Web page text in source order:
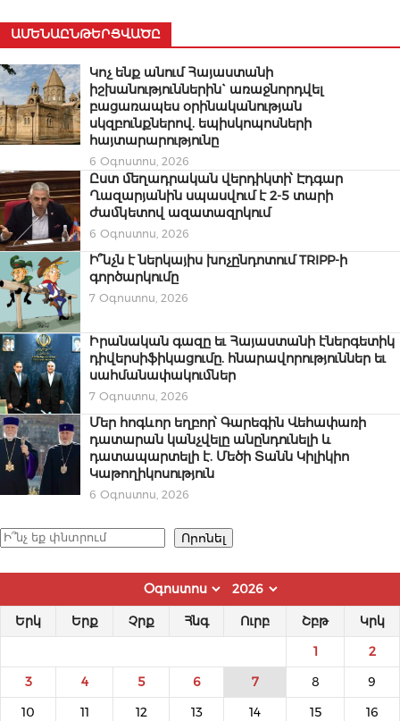
ԱՄԵՆԱԸՆԹԵՐՑՎԱԾԸ
Կոչ ենք անում Հայաստանի
իշխանություններին` առաջնորդվել
բացառապես օրինականության
սկզբունքներով. եպիսկոպոսների
հայտարարությունը
6 Օգոստոս, 2026
Ըստ մեղադրական վերդիկտի՝ Էդգար
Ղազարյանին սպասվում է 2-5 տարի
ժամկետով ազատազրկում
6 Օգոստոս, 2026
Ի՞նչն է ներկայիս խոչընդոտում TRIPP-ի
գործարկումը
7 Օգոստոս, 2026
Իրանական գազը եւ Հայաստանի էներգետիկ
դիվերսիֆիկացումը. հնարավորություններ եւ
սահմանափակումներ
7 Օգոստոս, 2026
Մեր հոգևոր եղբոր՝ Գարեգին Վեհափառի
դատարան կանչվելը անընդունելի և
դատապարտելի է. Մեծի Տանն Կիլիկիո
Կաթողիկոսություն
6 Օգոստոս, 2026
Որոնել Որոնել
Երկ Երք Չրք Հնգ Ուրբ Շբթ Կրկ
1 2
3 4 5 6 7 8 9
10 11 12 13 14 15 16